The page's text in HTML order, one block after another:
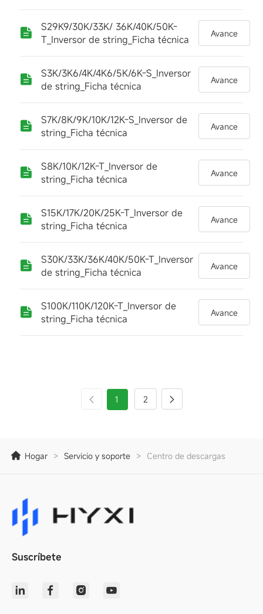
S29K9/30K/33K/ 36K/40K/50K-
T_Inversor de string_Ficha técnica
Avance
S3K/3K6/4K/4K6/5K/6K-S_Inversor
de string_Ficha técnica
Avance
S7K/8K/9K/10K/12K-S_Inversor de
string_Ficha técnica
Avance
S8K/10K/12K-T_Inversor de
string_Ficha técnica
Avance
S15K/17K/20K/25K-T_Inversor de
string_Ficha técnica
Avance
S30K/33K/36K/40K/50K-T_Inversor
de string_Ficha técnica
Avance
S100K/110K/120K-T_Inversor de
string_Ficha técnica
Avance
1 2
Hogar > Servicio y soporte > Centro de descargas
Suscríbete